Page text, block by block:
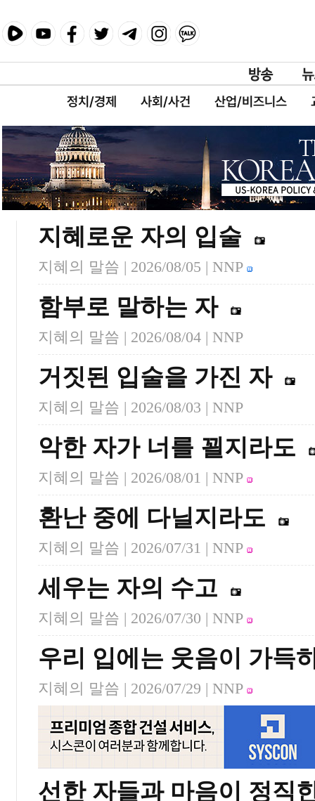
정치/경제 사회/사건 산업/비즈니스
지혜로운 자의 입술
지혜의 말씀 | 2026/08/05 | NNP
함부로 말하는 자
지혜의 말씀 | 2026/08/04 | NNP
거짓된 입술을 가진 자
지혜의 말씀 | 2026/08/03 | NNP
악한 자가 너를 꾈지라도
지혜의 말씀 | 2026/08/01 | NNP
환난 중에 다닐지라도
지혜의 말씀 | 2026/07/31 | NNP
세우는 자의 수고
지혜의 말씀 | 2026/07/30 | NNP
우리 입에는 웃음이 가득
지혜의 말씀 | 2026/07/29 | NNP
선한 자들과 마음이 정직